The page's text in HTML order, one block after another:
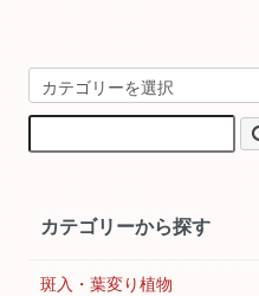
カテゴリーから探す
斑入・葉変り植物